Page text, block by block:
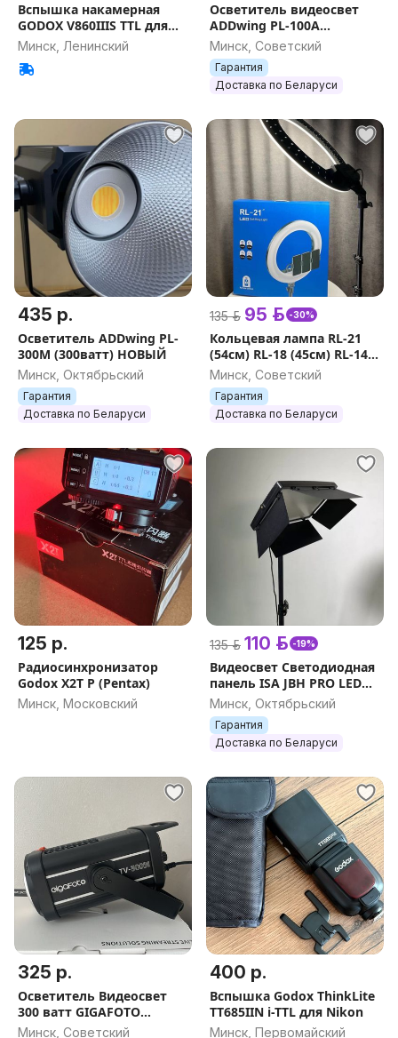
Вспышка накамерная
GODOX V860IIIS TTL для
Sony
Минск, Ленинский
Осветитель видеосвет
ADDwing PL-100A
(100ватт) НОВЫЙ
ГАРАНТИЯ
Минск, Советский
Гарантия
Доставка по Беларуси
435 р.
Оcвeтитeль ADDwing PL-
300M (300ватт) НОВЫЙ
Минск, Октябрьский
Гарантия
Доставка по Беларуси
135 р. 95 р. -30%
Кольцевая лампа RL-21
(54см) RL-18 (45см) RL-14
(36см) ОРИГИНАЛ НОВАЯ
ГАРАНТИЯ
Минск, Советский
Гарантия
Доставка по Беларуси
125 р.
Радиосинхронизатор
Godox X2T P (Pentax)
Минск, Московский
135 р. 110 р. -19%
Видеосвет Светодиодная
панель ISA JBH PRO LED
800 НОВЫЙ ГАРАНТИЯ
УЛУЧШЕННАЯ ВЕРСИЯ
Минск, Октябрьский
Гарантия
Доставка по Беларуси
325 р.
Осветитель Видеосвет
300 ватт GIGAFOTO
TV300Bi НОВЫЙ
Минск, Советский
400 р.
Вспышка Godox ThinkLite
TT685IIN i-TTL для Nikon
Минск, Первомайский